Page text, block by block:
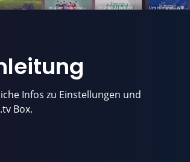
Infos zu Einstellungen und
Box.